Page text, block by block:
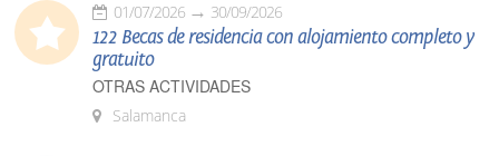
01/07/2026 30/09/2026
122 Becas de residencia con alojamiento completo y
gratuito
OTRAS ACTIVIDADES
Salamanca